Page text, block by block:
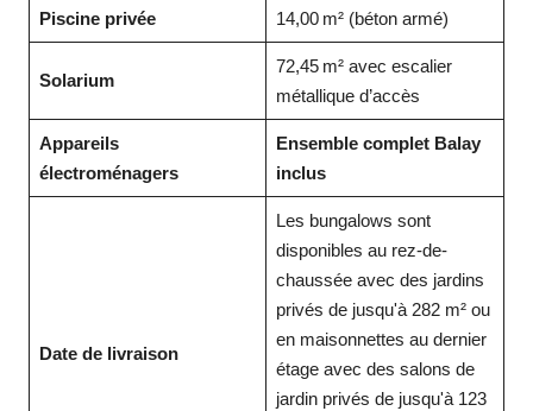
Piscine privée 14,00 m² (béton armé)
Solarium
72,45 m² avec escalier
métallique d’accès
Appareils
électroménagers
Ensemble complet Balay
inclus
Date de livraison
Les bungalows sont
disponibles au rez-de-
chaussée avec des jardins
privés de jusqu'à 282 m² ou
en maisonnettes au dernier
étage avec des salons de
jardin privés de jusqu'à 123